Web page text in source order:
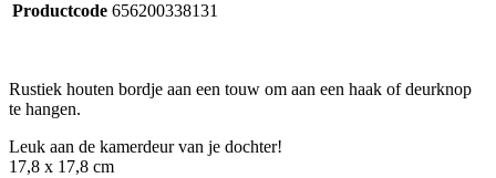
Productcode 656200338131
Rustiek houten bordje aan een touw om aan een haak of deurknop
te hangen.
Leuk aan de kamerdeur van je dochter!
17,8 x 17,8 cm